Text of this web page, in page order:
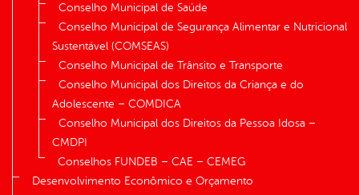
Conselho Municipal de Saúde
Conselho Municipal de Segurança Alimentar e Nutricional
Sustentável (COMSEAS)
Conselho Municipal de Trânsito e Transporte
Conselho Municipal dos Direitos da Criança e do
Adolescente – COMDICA
Conselho Municipal dos Direitos da Pessoa Idosa –
CMDPI
Conselhos FUNDEB – CAE – CEMEG
Desenvolvimento Econômico e Orçamento